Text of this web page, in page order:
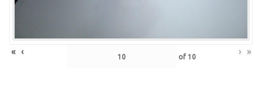
« ‹ of 10 › »